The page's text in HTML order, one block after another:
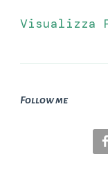
Visualizza
Follow me